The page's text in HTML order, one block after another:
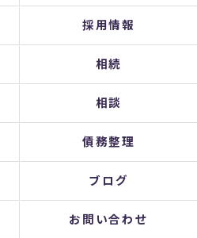
採用情報
相続
相談
債務整理
ブログ
お問い合わせ